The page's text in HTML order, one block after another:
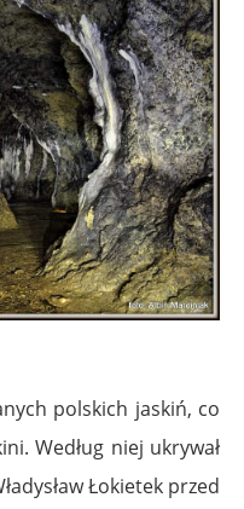
polskich jaskiń, co
Według niej ukrywał
Łokietek przed